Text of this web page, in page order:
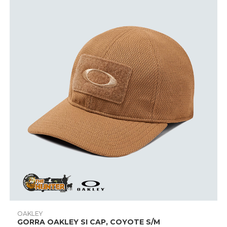
producto
tiene
OAKLEY
GORRA OAKLEY SI CAP, COYOTE S/M